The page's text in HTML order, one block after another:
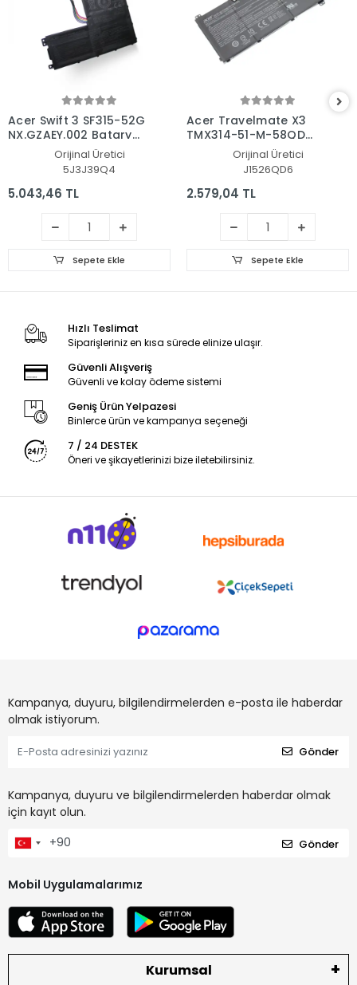
Acer Swift 3 SF315-52G
NX.GZAEY.002 Batarya
Orijinal Üretici
5J3J39Q4
5.043,46 TL
Sepete Ekle
Acer Travelmate X3
TMX314-51-M-58QD
NX.VJVEG.001 Batarya
Orijinal Üretici
J1526QD6
2.579,04 TL
Sepete Ekle
Hızlı Teslimat
Siparişleriniz en kısa sürede elinize ulaşır.
Güvenli Alışveriş
Güvenli ve kolay ödeme sistemi
Geniş Ürün Yelpazesi
Binlerce ürün ve kampanya seçeneği
7 / 24 DESTEK
Öneri ve şikayetlerinizi bize iletebilirsiniz.
Kampanya, duyuru, bilgilendirmelerden e-posta ile haberdar
olmak istiyorum.
Gönder
Kampanya, duyuru ve bilgilendirmelerden haberdar olmak
için kayıt olun.
Gönder
Mobil Uygulamalarımız
Kurumsal